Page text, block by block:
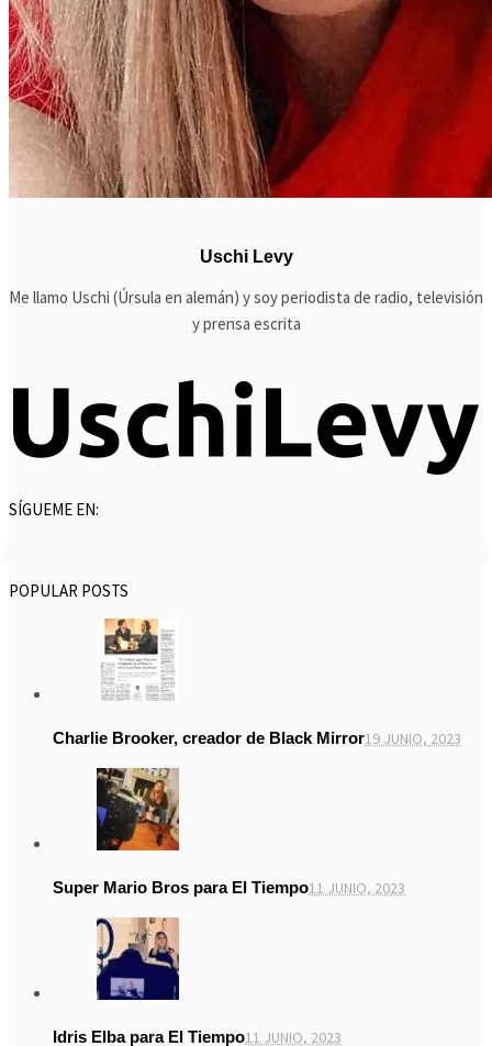
Uschi Levy
Me llamo Uschi (Úrsula en alemán) y soy periodista de radio, televisión
y prensa escrita
SÍGUEME EN:
POPULAR POSTS
Charlie Brooker, creador de Black Mirror19 JUNIO, 2023
Super Mario Bros para El Tiempo11 JUNIO, 2023
Idris Elba para El Tiempo11 JUNIO, 2023